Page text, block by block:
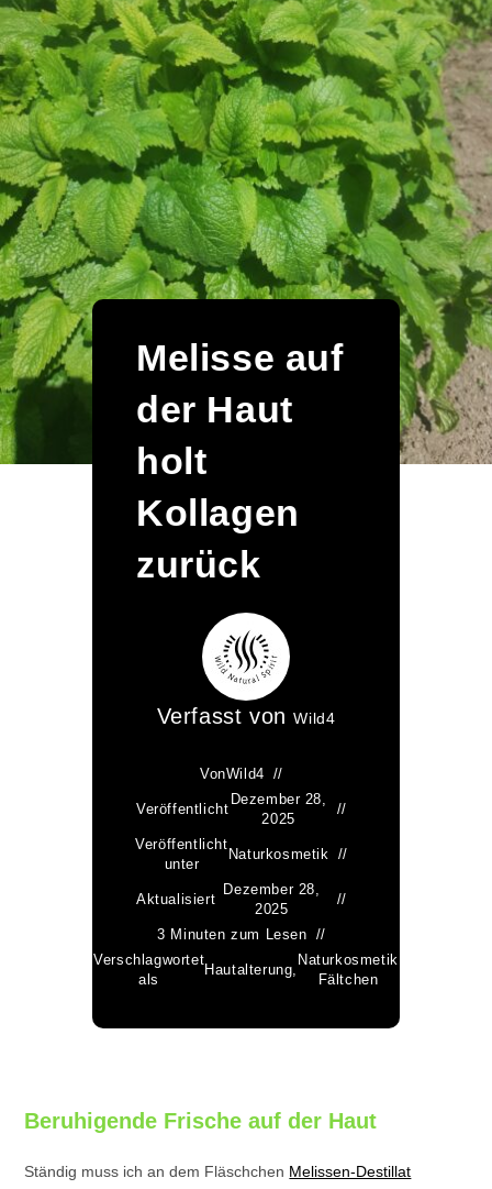
Melisse auf
der Haut
holt
Kollagen
zurück
Verfasst vonWild4
VonWild4
Veröffentlicht
Dezember 28,
2025
Veröffentlicht
unter
Naturkosmetik
Aktualisiert
Dezember 28,
2025
3 Minuten zum Lesen
Verschlagwortet
als
Hautalterung,
Naturkosmetik
Fältchen
Beruhigende Frische auf der Haut
Ständig muss ich an dem Fläschchen Melissen-Destillat